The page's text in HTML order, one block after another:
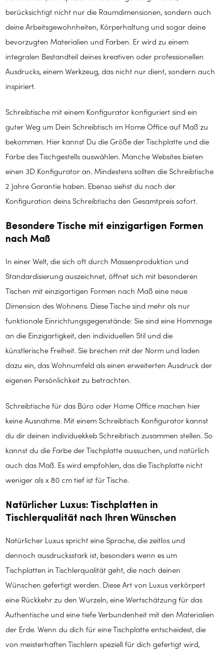
berücksichtigt nicht nur die Raumdimensionen, sondern auch
deine Arbeitsgewohnheiten, Körperhaltung und sogar deine
bevorzugten Materialien und Farben. Er wird zu einem
integralen Bestandteil deines kreativen oder professionellen
Ausdrucks, einem Werkzeug, das nicht nur dient, sondern auch
inspiriert.
Schreibtische mit einem Konfigurator konfiguriert sind ein
guter Weg um Dein Schreibtisch im Home Office auf Maß zu
bekommen. Hier kannst Du die Größe der Tischplatte und die
Farbe des Tischgestells auswählen. Manche Websites bieten
einen 3D Konfigurator an. Mindestens sollten die Schreibtische
2 Jahre Garantie haben. Ebenso siehst du nach der
Konfiguration deins Schreibtischs den Gesamtpreis sofort.
Besondere Tische mit einzigartigen Formen
nach Maß
In einer Welt, die sich oft durch Massenproduktion und
Standardisierung auszeichnet, öffnet sich mit besonderen
Tischen mit einzigartigen Formen nach Maß eine neue
Dimension des Wohnens. Diese Tische sind mehr als nur
funktionale Einrichtungsgegenstände: Sie sind eine Hommage
an die Einzigartigkeit, den individuellen Stil und die
künstlerische Freiheit. Sie brechen mit der Norm und laden
dazu ein, das Wohnumfeld als einen erweiterten Ausdruck der
eigenen Persönlichkeit zu betrachten.
Schreibtische für das Büro oder Home Office machen hier
keine Ausnahme. Mit einem Schreibtisch Konfigurator kannst
du dir deinen individuekkeb Schreibtisch zusammen stellen. So
kannst du die Farbe der Tischplatte aussuchen, und natürlich
auch das Maß. Es wird empfohlen, das die Tischplatte nicht
weniger als x 80 cm tief ist für Tische.
Natürlicher Luxus: Tischplatten in
Tischlerqualität nach Ihren Wünschen
Natürlicher Luxus spricht eine Sprache, die zeitlos und
dennoch ausdrucksstark ist, besonders wenn es um
Tischplatten in Tischlerqualität geht, die nach deinen
Wünschen gefertigt werden. Diese Art von Luxus verkörpert
eine Rückkehr zu den Wurzeln, eine Wertschätzung für das
Authentische und eine tiefe Verbundenheit mit den Materialien
der Erde. Wenn du dich für eine Tischplatte entscheidest, die
von meisterhaften Tischlern speziell für dich gefertigt wird,